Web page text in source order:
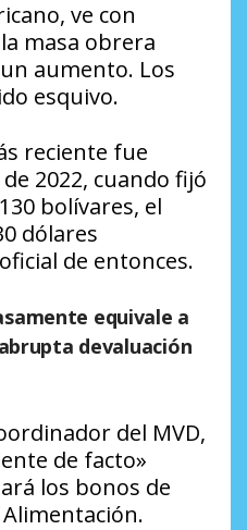
ve con
masa obrera
aumento. Los
esquivo.
reciente fue
2022, cuando fijó
bolívares, el
dólares
de entonces.
equivale a
devaluación
del MVD,
de facto»
los bonos de